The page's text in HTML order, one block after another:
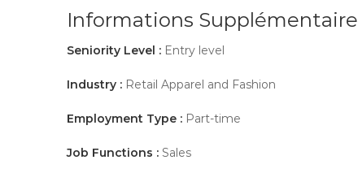
Informations
Seniority Level : Entry level
Industry : Retail Apparel and Fashion
Employment Type : Part-time
Job Functions : Sales